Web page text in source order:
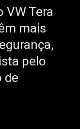
VW Tera
mais
pelo
de
VW Tera
mais
pelo
de